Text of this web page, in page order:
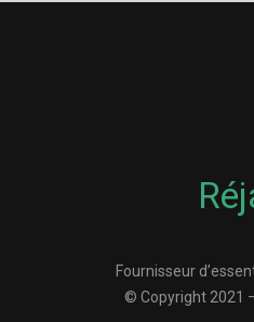
Fournisseur
© Copyright 2021